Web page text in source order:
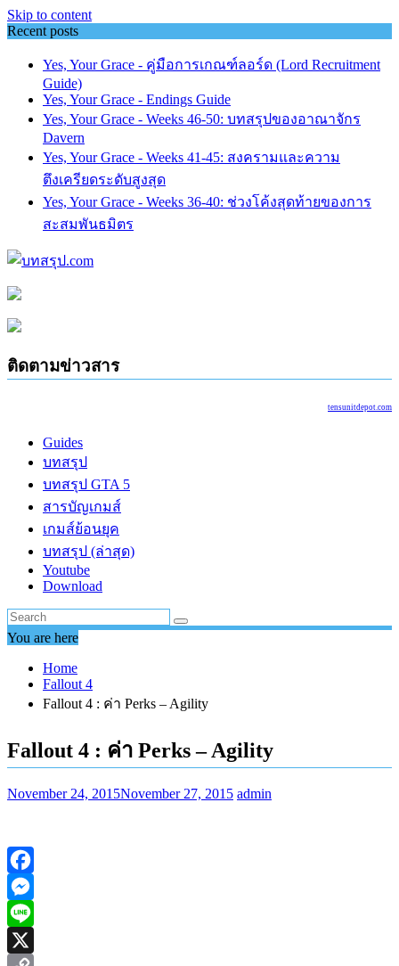
Skip to content
Recent posts
Yes, Your Grace - คู่มือการเกณฑ์ลอร์ด (Lord Recruitment
Guide)
Yes, Your Grace - Endings Guide
Yes, Your Grace - Weeks 46-50: บทสรุปของอาณาจักร
Davern
Yes, Your Grace - Weeks 41-45: สงครามและความ
ตึงเครียดระดับสูงสุด
Yes, Your Grace - Weeks 36-40: ช่วงโค้งสุดท้ายของการ
สะสมพันธมิตร
ติดตามข่าวสาร
tensunitdepot.com
Guides
บทสรุป
บทสรุป GTA 5
สารบัญเกมส์
เกมส์ย้อนยุค
บทสรุป (ล่าสุด)
Youtube
Download
You are here
Home
Fallout 4
Fallout 4 : ค่า Perks – Agility
Fallout 4 : ค่า Perks – Agility
November 24, 2015November 27, 2015 admin
Facebook
Messenger
Line